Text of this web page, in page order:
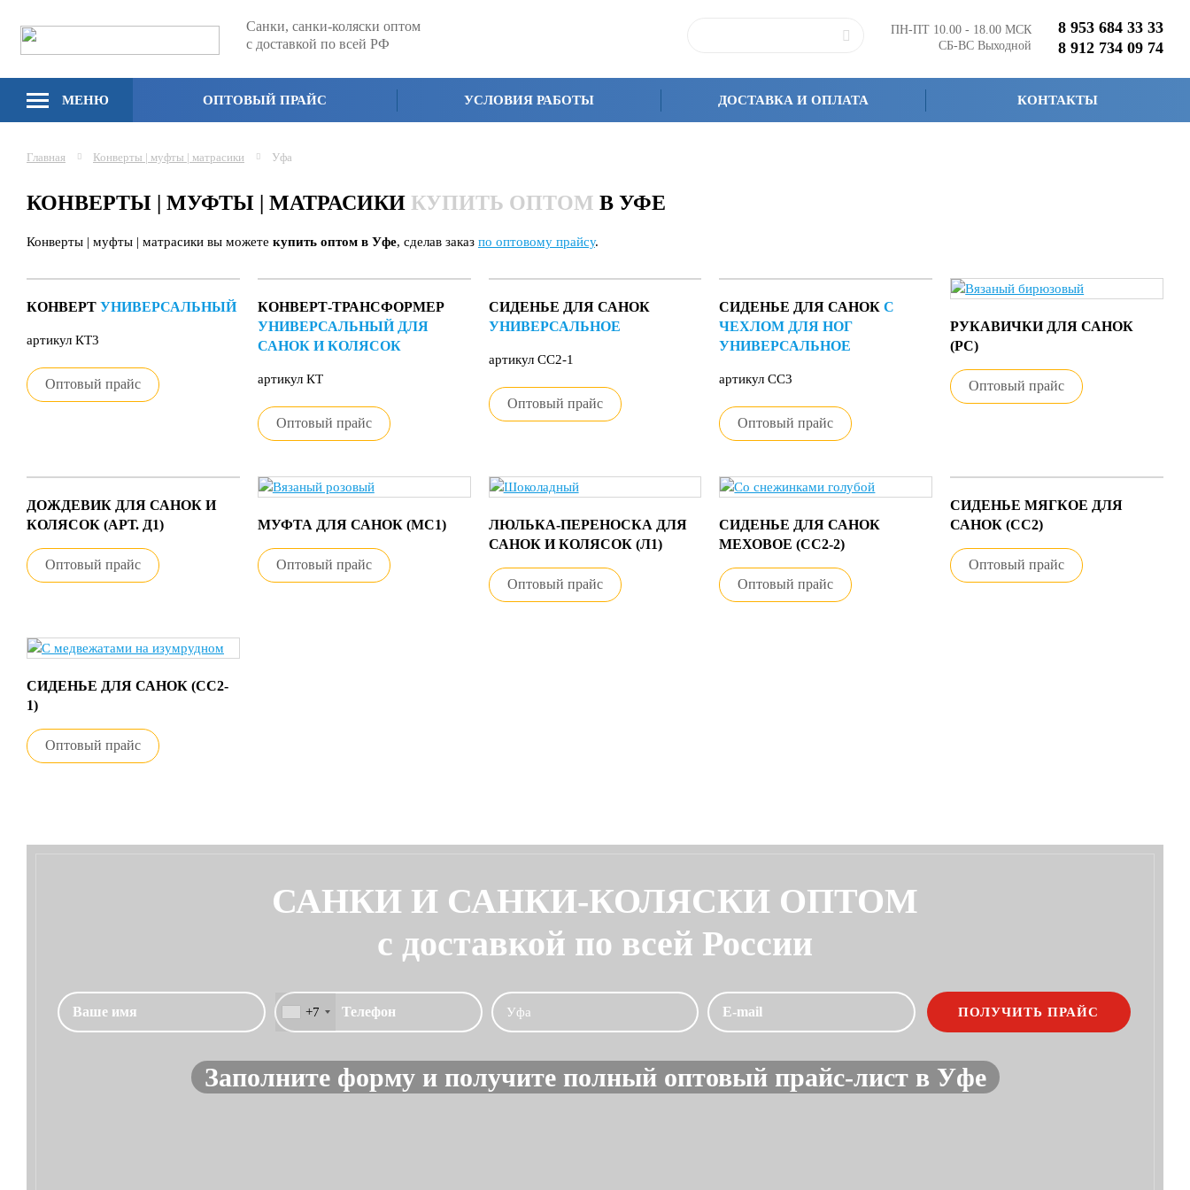
Санки, санки-коляски оптом
с доставкой по всей РФ
ПН-ПТ 10.00 - 18.00 МСК
СБ-ВС Выходной
8 953 684 33 33
8 912 734 09 74
МЕНЮ ОПТОВЫЙ ПРАЙС УСЛОВИЯ РАБОТЫ ДОСТАВКА И ОПЛАТА КОНТАКТЫ
Главная Конверты | муфты | матрасики Уфа
КОНВЕРТЫ | МУФТЫ | МАТРАСИКИ КУПИТЬ ОПТОМ В УФЕ
Конверты | муфты | матрасики вы можете купить оптом в Уфе, сделав заказ по оптовому прайсу.
КОНВЕРТ УНИВЕРСАЛЬНЫЙ
артикул КТ3
Оптовый прайс
КОНВЕРТ-ТРАНСФОРМЕР
УНИВЕРСАЛЬНЫЙ ДЛЯ
САНОК И КОЛЯСОК
артикул КТ
Оптовый прайс
СИДЕНЬЕ ДЛЯ САНОК
УНИВЕРСАЛЬНОЕ
артикул СС2-1
Оптовый прайс
СИДЕНЬЕ ДЛЯ САНОКС
ЧЕХЛОМ ДЛЯ НОГ
УНИВЕРСАЛЬНОЕ
артикул СС3
Оптовый прайс
РУКАВИЧКИ ДЛЯ САНОК
(РС)
Оптовый прайс
ДОЖДЕВИК ДЛЯ САНОК И
КОЛЯСОК (АРТ. Д1)
Оптовый прайс
МУФТА ДЛЯ САНОК (МС1)
Оптовый прайс
ЛЮЛЬКА-ПЕРЕНОСКА ДЛЯ
САНОК И КОЛЯСОК (Л1)
Оптовый прайс
СИДЕНЬЕ ДЛЯ САНОК
МЕХОВОЕ (СС2-2)
Оптовый прайс
СИДЕНЬЕ МЯГКОЕ ДЛЯ
САНОК (СС2)
Оптовый прайс
СИДЕНЬЕ ДЛЯ САНОК (СС2-
1)
Оптовый прайс
САНКИ И САНКИ-КОЛЯСКИ ОПТОМ
с доставкой по всей России
+7
Заполните форму и получите полный оптовый прайс-лист в Уфе